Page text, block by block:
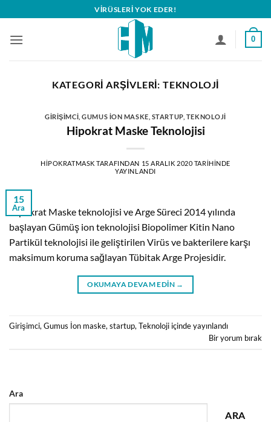
atla
VIRÜSLERI YOK EDER!
0
KATEGORI ARŞIVLERI: TEKNOLOJI
GIRIŞIMCI ,GUMUS İON MASKE STARTUP, TEKNOLOJI
Hipokrat Maske Teknolojisi
HIPOKRATMASK TARAFINDAN 15 ARALIK 2020 TARIHINDE
YAYINLANDI
15
Ara
Hipokrat Maske teknolojisi ve Arge Süreci 2014 yılında
başlayan Gümüş ion teknolojisi Biopolimer Kitin Nano
Partikül teknolojisi ile geliştirilen Virüs ve bakterilere karşı
maksimum koruma sağlayan Tübitak Arge Projesidir.
OKUMAYA DEVAM EDIN →
Girişimci, Gumus İon maske, startup, Teknoloji içinde yayınlandı
Bir yorum bırak
Ara
ARA